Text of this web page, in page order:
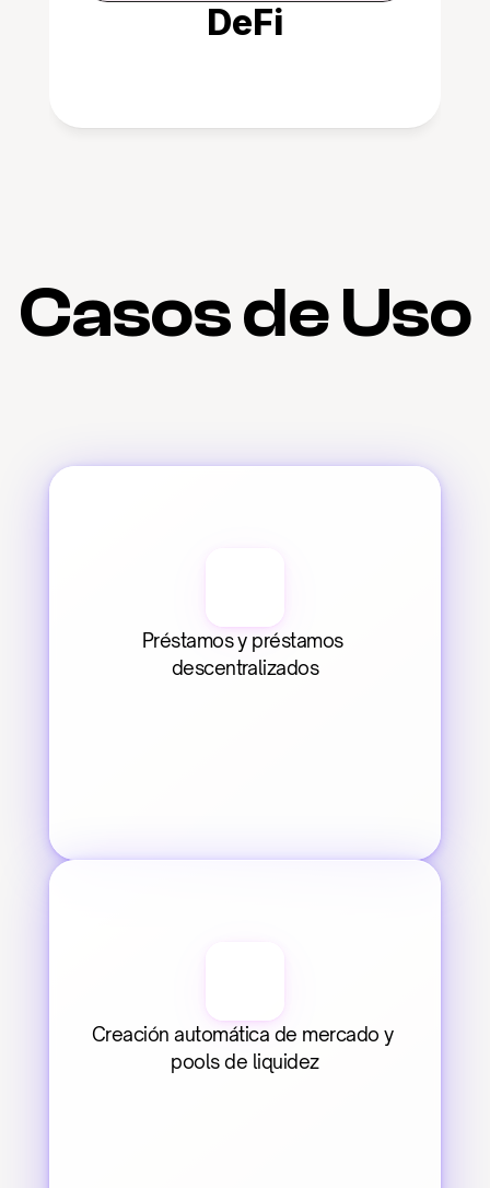
DeFi
Casos de Uso
Préstamos y préstamos
descentralizados
Creación automática de mercado y
pools de liquidez